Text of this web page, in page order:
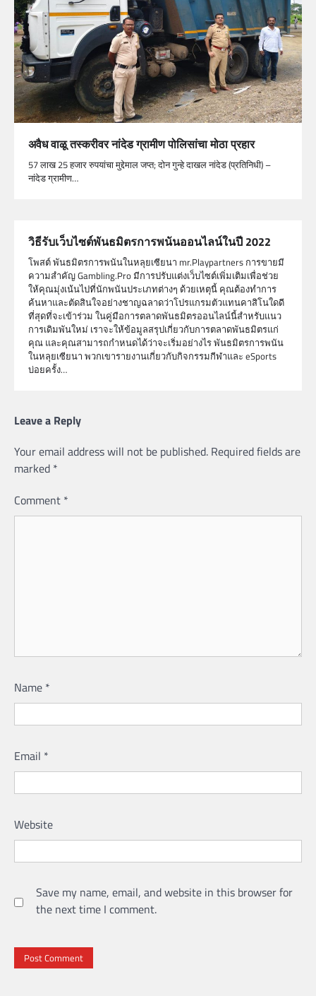
अवैध वाळू तस्करीवर नांदेड ग्रामीण पोलिसांचा मोठा प्रहार
57 लाख 25 हजार रुपयांचा मुद्देमाल जप्त; दोन गुन्हे दाखल नांदेड (प्रतिनिधी) –
नांदेड ग्रामीण…
วิธีรับเว็บไซต์พันธมิตรการพนันออนไลน์ในปี 2022
โพสต์ พันธมิตรการพนันในหลุยเซียนา mr.Playpartners การขายมี
ความสำคัญ Gambling.Pro มีการปรับแต่งเว็บไซต์เพิ่มเติมเพื่อช่วย
ให้คุณมุ่งเน้นไปที่นักพนันประเภทต่างๆ ด้วยเหตุนี้ คุณต้องทำการ
ค้นหาและตัดสินใจอย่างชาญฉลาดว่าโปรแกรมตัวแทนคาสิโนใดดี
ที่สุดที่จะเข้าร่วม ในคู่มือการตลาดพันธมิตรออนไลน์นี้สำหรับแนว
การเดิมพันใหม่ เราจะให้ข้อมูลสรุปเกี่ยวกับการตลาดพันธมิตรแก่
คุณ และคุณสามารถกำหนดได้ว่าจะเริ่มอย่างไร พันธมิตรการพนัน
ในหลุยเซียนา พวกเขารายงานเกี่ยวกับกิจกรรมกีฬาและ eSports
บ่อยครั้ง…
Leave a Reply
Your email address will not be published. Required fields are
marked *
Comment *
Name *
Email *
Website
Save my name, email, and website in this browser for
the next time I comment.